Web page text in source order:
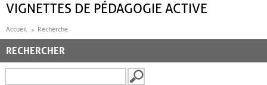
VIGNETTES DE PÉDAGOGIE ACTIVE
Accueil Recherche
RECHERCHER